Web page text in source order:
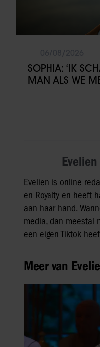
SOPHIA: ‘IK
MAN ALS WE
Evelien is online
en Royalty en heeft
aan haar hand.
media, dan meestal
een eigen Tiktok
Meer van